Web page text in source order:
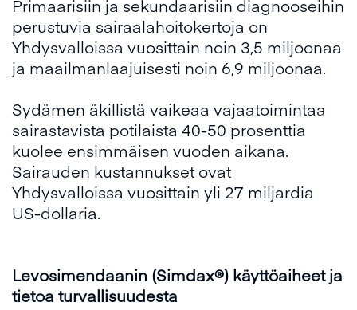
Primaarisiin ja sekundaarisiin diagnooseihin
perustuvia sairaalahoitokertoja on
Yhdysvalloissa vuosittain noin 3,5 miljoonaa
ja maailmanlaajuisesti noin 6,9 miljoonaa.
Sydämen äkillistä vaikeaa vajaatoimintaa
sairastavista potilaista 40-50 prosenttia
kuolee ensimmäisen vuoden aikana.
Sairauden kustannukset ovat
Yhdysvalloissa vuosittain yli 27 miljardia
US-dollaria.
Levosimendaanin (Simdax®) käyttöaiheet ja
tietoa turvallisuudesta